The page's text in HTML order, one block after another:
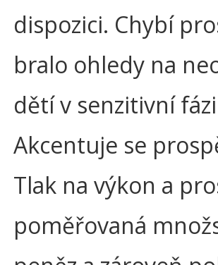
dispozici. Chybí
bralo ohledy na
dětí v senzitivní
Akcentuje se
Tlak na výkon a
poměřovaná